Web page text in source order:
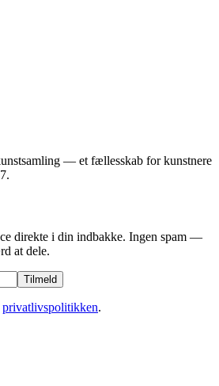
— et fællesskab for kunstnere
direkte i din indbakke. Ingen spam —
at dele.
Tilmeld
privatlivspolitikken.